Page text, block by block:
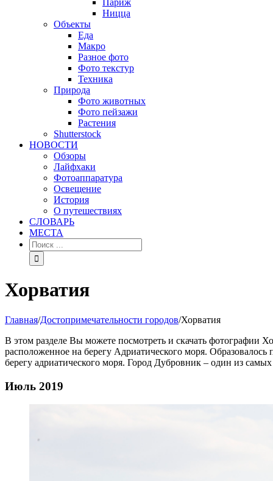
Париж
Ницца
Объекты
Еда
Макро
Разное фото
Фото текстур
Техника
Природа
Фото животных
Фото пейзажи
Растения
Shutterstock
НОВОСТИ
Обзоры
Лайфхаки
Фотоаппаратура
Освещение
История
О путешествиях
CЛОВАРЬ
МЕСТА
Хорватия
Главная/Достопримечательности городов/Хорватия
В этом разделе Вы можете посмотреть и скачать фотографии
расположенное на берегу Адриатического моря.
берегу адриатического моря. Город Дубровник – один из
Июль 2019